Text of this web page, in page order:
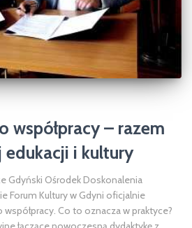
współpracy – razem
i kultury
Gdyński Ośrodek Doskonalenia
Forum Kultury w Gdyni oficjalnie
Co to oznacza w praktyce?